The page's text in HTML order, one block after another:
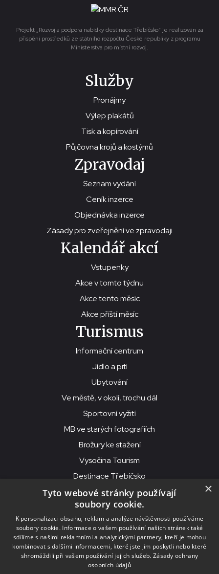
Projekt „Rozvoj a podpora nabídky destinace Třebíčsko“ je realizován za
přispění prostředků ze státního rozpočtu České republiky z programu
Ministerstva pro místní rozvoj.
Služby
Pronájmy
Výlep plakátů
Tisk a kopírování
Půjčovna krojů a kostýmů
Zpravodaj
Seznam vydání
Ceník inzerce
Objednávka inzerce
Zásady pro zveřejnění ve zpravodaji
Kalendář akcí
Vstupenky
Akce v tomto týdnu
Akce tento měsíc
Akce příští měsíc
Turismus
Informační centrum
Jídlo a pití
Ubytování
Ve městě, v okolí, trochu dál
Sportovní vyžití
MB ve starých fotografiích
Brožury ke stažení
Vysočina Tourism
Destinace Třebíčsko
© 2026MKS Beseda Mor. Budějovice
MKS Beseda, příspěvková organizace, Purcnerova 62, 676 02
Moravské Budějovice
IČO: 00091758, DIČ: CZ00091758, ID datové schránky: chjn2kd
×
Tyto webové stránky používají
soubory cookie.
K personalizaci obsahu, reklam a analýze návštěvnosti používáme
soubory cookie. Informace o vašem používání našich stránek také
sdílíme s našimi reklamními a analytickými partnery, kteří je mohou
kombinovat s dalšími informacemi, které jste jim poskytli nebo které
shromáždili při vašem používání jejich služeb. Zásady ochrany
osobních údajů